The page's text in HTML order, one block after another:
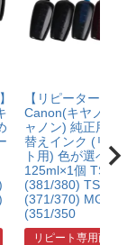
【リピーター向け
Canon(キヤノン/キ
ャノン) 純正用詰め
替えインク (リピー
ト用) 色が選べる
125ml×1個 TS8130
(381/380) TS9030
(371/370)
(351/350
リピート専用商品